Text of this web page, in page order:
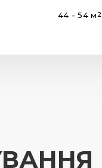
44 - 54 м2